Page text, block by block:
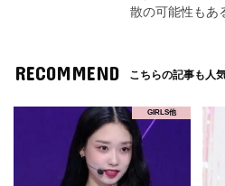
散の可能性もあ
RECOMMEND こちらの記事も人気
GIRLS他